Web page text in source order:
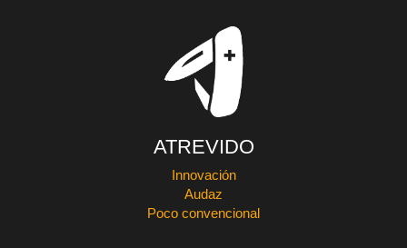
ATREVIDO
Innovación
Audaz
Poco convencional